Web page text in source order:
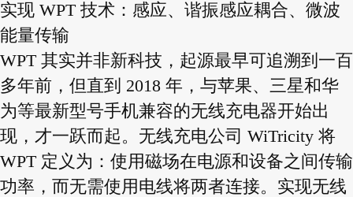
实现 WPT 技术：感应、谐振感应耦合、微波
能量传输
WPT 其实并非新科技，起源最早可追溯到一百
多年前，但直到 2018 年，与苹果、三星和华
为等最新型号手机兼容的无线充电器开始出
现，才一跃而起。无线充电公司 WiTricity 将
WPT 定义为：使用磁场在电源和设备之间传输
功率，而无需使用电线将两者连接。实现无线